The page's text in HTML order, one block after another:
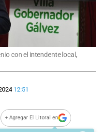
con el intendente local,
12:51
+ Agregar El Litoral en